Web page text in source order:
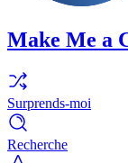
Make Me a
Surprends-moi
Recherche